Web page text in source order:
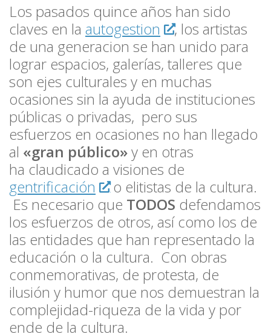
Los pasados quince años han sido
claves en la autogestion
, los artistas
de una generacion se han unido para
lograr espacios, galerías, talleres que
son ejes culturales y en muchas
ocasiones sin la ayuda de instituciones
públicas o privadas, pero sus
esfuerzos en ocasiones no han llegado
al «gran público»y en otras
ha claudicado a visiones de
gentrificación
o elitistas de la cultura.
Es necesario que TODOS defendamos
los esfuerzos de otros, así como los de
las entidades que han representado la
educación o la cultura. Con obras
conmemorativas, de protesta, de
ilusión y humor que nos demuestran la
complejidad-riqueza de la vida y por
ende de la cultura.